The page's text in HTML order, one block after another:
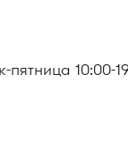
10:00-